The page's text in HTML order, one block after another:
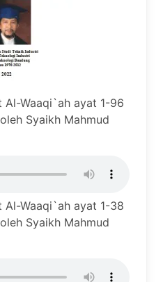
Waaqi`ah ayat 1-96
Syaikh Mahmud
Waaqi`ah ayat 1-38
Syaikh Mahmud